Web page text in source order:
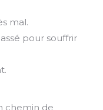
mal.
pour souffrir
chemin de